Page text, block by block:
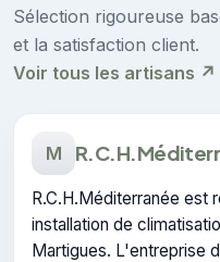
Sélection rigoureuse
et la satisfaction client.
Voir tous les artisans ↗
M
R.C.H.Méditerranée est
installation de
Martigues. L'entreprise